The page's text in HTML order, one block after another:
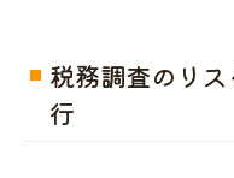
税務調査のリ
行